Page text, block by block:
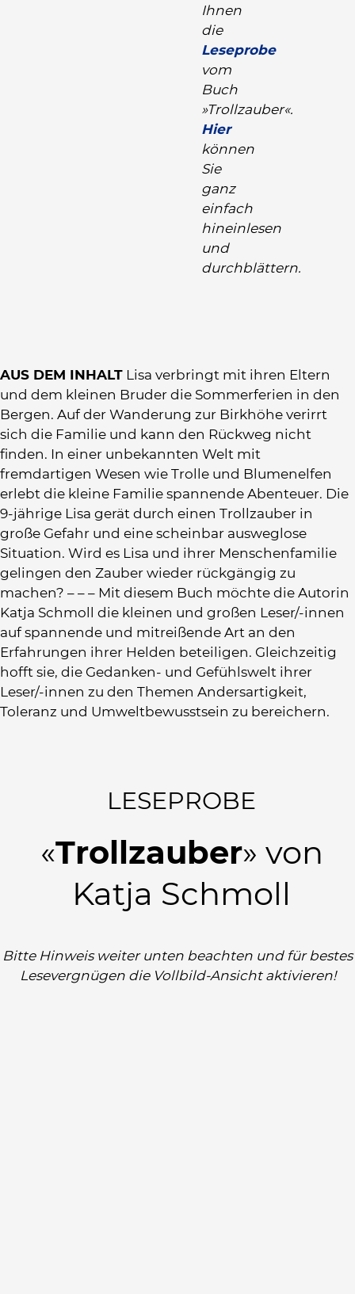
Ihnen
die
Leseprobe
vom
Buch
»Trollzauber«.
Hier
können
Sie
ganz
einfach
hineinlesen
und
durchblättern.
AUS DEM INHALT Lisa verbringt mit ihren Eltern
und dem kleinen Bruder die Sommerferien in den
Bergen. Auf der Wanderung zur Birkhöhe verirrt
sich die Familie und kann den Rückweg nicht
finden. In einer unbekannten Welt mit
fremdartigen Wesen wie Trolle und Blumenelfen
erlebt die kleine Familie spannende Abenteuer. Die
9-jährige Lisa gerät durch einen Trollzauber in
große Gefahr und eine scheinbar ausweglose
Situation. Wird es Lisa und ihrer Menschenfamilie
gelingen den Zauber wieder rückgängig zu
machen? – – – Mit diesem Buch möchte die Autorin
Katja Schmoll die kleinen und großen Leser/-innen
auf spannende und mitreißende Art an den
Erfahrungen ihrer Helden beteiligen. Gleichzeitig
hofft sie, die Gedanken- und Gefühlswelt ihrer
Leser/-innen zu den Themen Andersartigkeit,
Toleranz und Umweltbewusstsein zu bereichern.
LESEPROBE
«Trollzauber» von
Katja Schmoll
Bitte Hinweis weiter unten beachten und für bestes
Lesevergnügen die Vollbild-Ansicht aktivieren!